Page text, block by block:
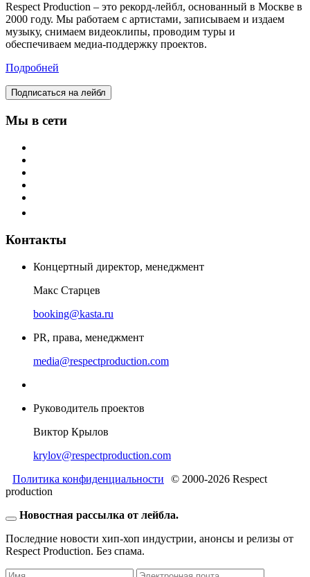
Respect Production – это рекорд-лейбл, основанный в Москве в
2000 году. Мы работаем с артистами, записываем и издаем
музыку, снимаем видеоклипы, проводим туры и
обеспечиваем медиа-поддержку проектов.
Подробней
Подписаться на лейбл
Мы в сети
Контакты
Концертный директор, менеджмент
Макс Старцев
booking@kasta.ru
PR, права, менеджмент
media@respectproduction.com
Руководитель проектов
Виктор Крылов
krylov@respectproduction.com
Политика конфиденциальности
© 2000-2026 Respect
production
Новостная рассылка от лейбла.
Последние новости хип-хоп индустрии, анонсы и релизы от
Respect Production. Без спама.